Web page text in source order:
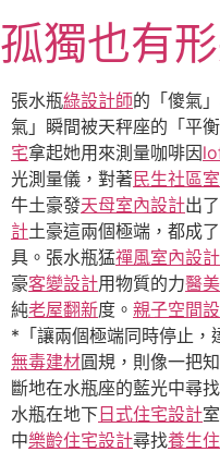
至
主
要
內
容
孤獨也有
張水瓶綠設計師的「傻氣
氣」瞬間被天秤座的「平
宅拿起她用來測量咖啡因
光測量儀，對著民生社區
牛土豪發天母室內設計出
計土豪這兩個極端，都成
具。張水瓶猛禪風室內設計
豪客變設計用物質的力醫
純老屋翻新度。 親子空間
*「讓兩個極端同時停止，
無毒建材圓規，則像一把
斷地在水瓶座的藍光中尋
水瓶在地下 日式住宅設計
中樂齡住宅設計尋找養生